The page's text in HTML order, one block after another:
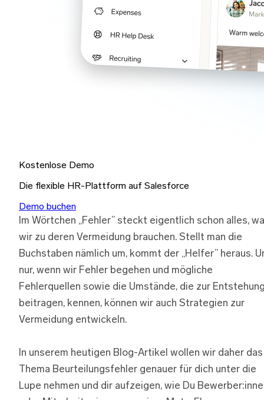
Kostenlose Demo
Die flexible HR-Plattform auf Salesforce
Demo buchen
Im Wörtchen „Fehler” steckt eigentlich schon alles,
wir zu deren Vermeidung brauchen. Stellt man die
Buchstaben nämlich um, kommt der „Helfer” heraus.
nur, wenn wir Fehler begehen und mögliche
Fehlerquellen sowie die Umstände, die zur
beitragen, kennen, können wir auch Strategien zur
Vermeidung entwickeln.
In unserem heutigen Blog-Artikel wollen wir daher das
Thema Beurteilungsfehler genauer für dich unter die
Lupe nehmen und dir aufzeigen, wie Du